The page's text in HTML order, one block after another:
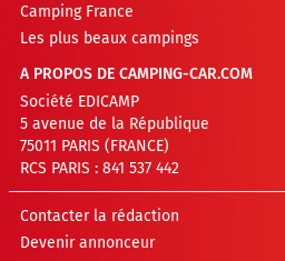
Camping France
Les plus beaux campings
A PROPOS DE CAMPING-CAR.COM
Société EDICAMP
5 avenue de la République
75011 PARIS (FRANCE)
RCS PARIS : 841 537 442
Contacter la rédaction
Devenir annonceur